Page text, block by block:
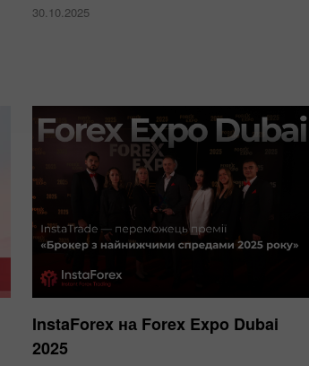
30.10.2025
InstaForex на Forex Expo Dubai
2025